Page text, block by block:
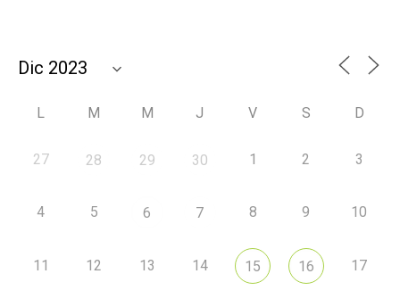
L M M J V S D
27 28 29 30 1 2 3
4 5 6 7 8 9 10
11 12 13 14 15 16 17